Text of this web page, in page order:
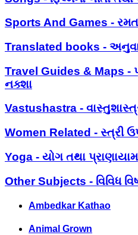
Sports And Games -
Translated books -
Travel Guides & Maps -
નક્શા
Vastushastra -
Women Related - સ્ત્રી
Yoga - યોગ તથા પ્રાણાયામ
Other Subjects - વિવિધ
Ambedkar Kathao
Animal Grown